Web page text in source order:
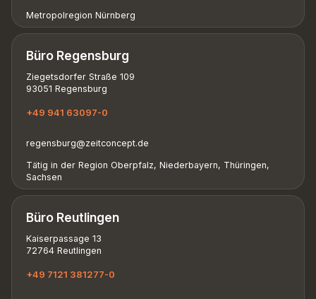
Metropolregion Nürnberg
Büro Regensburg
Ziegetsdorfer Straße 109
93051 Regensburg
+49 941 63097-0
regensburg@zeitconcept.de
Tätig in der Region Oberpfalz, Niederbayern, Thüringen,
Sachsen
Büro Reutlingen
Kaiserpassage 13
72764 Reutlingen
+49 7121 381277-0